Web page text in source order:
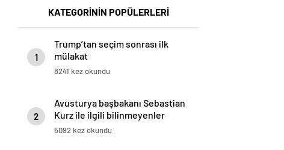
KATEGORİNİN POPÜLERLERİ
1
Trump’tan seçim sonrası ilk
mülakat
8241 kez okundu
2
Avusturya başbakanı Sebastian
Kurz ile ilgili bilinmeyenler
5092 kez okundu